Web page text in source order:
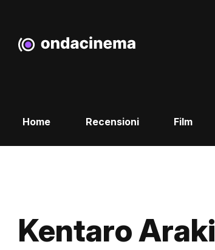
Home Recensioni Film
Kentaro Araki